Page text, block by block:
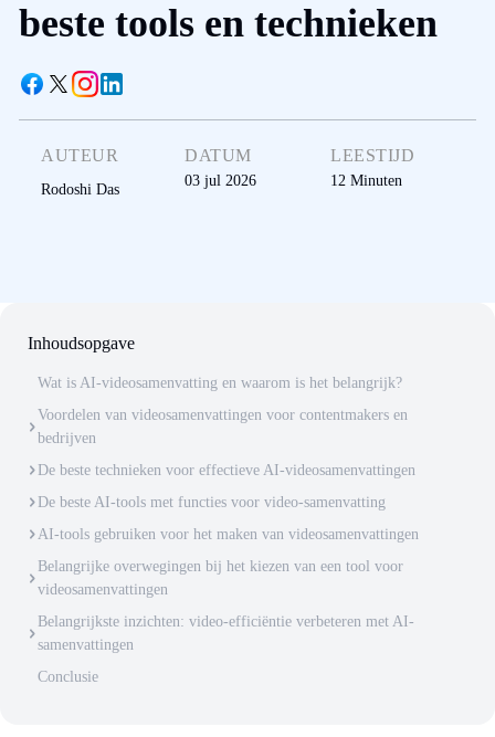
beste tools en technieken
AUTEUR
Rodoshi Das
DATUM
03 jul 2026
LEESTIJD
12 Minuten
Inhoudsopgave
Wat is AI-videosamenvatting en waarom is het belangrijk?
Voordelen van videosamenvattingen voor contentmakers en
bedrijven
De beste technieken voor effectieve AI-videosamenvattingen
De beste AI-tools met functies voor video-samenvatting
AI-tools gebruiken voor het maken van videosamenvattingen
Belangrijke overwegingen bij het kiezen van een tool voor
videosamenvattingen
Belangrijkste inzichten: video-efficiëntie verbeteren met AI-
samenvattingen
Conclusie